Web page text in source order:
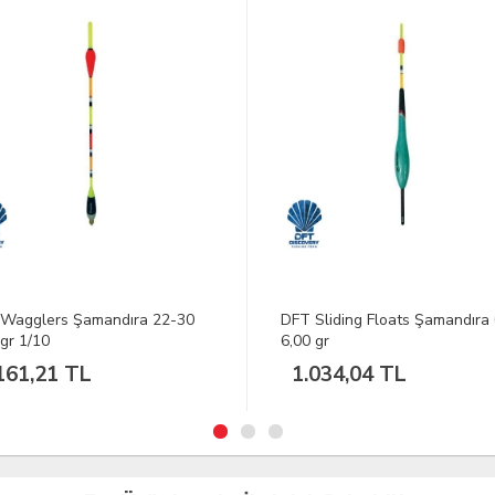
Floats Şamandıra 658
TL
SPRO Deatbait Zander
Seti
327,87 TL